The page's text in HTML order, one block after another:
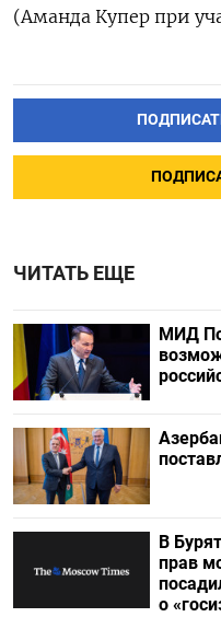
(Аманда Купер при
ЧИТАТЬ ЕЩЕ
МИД
В
прав
о